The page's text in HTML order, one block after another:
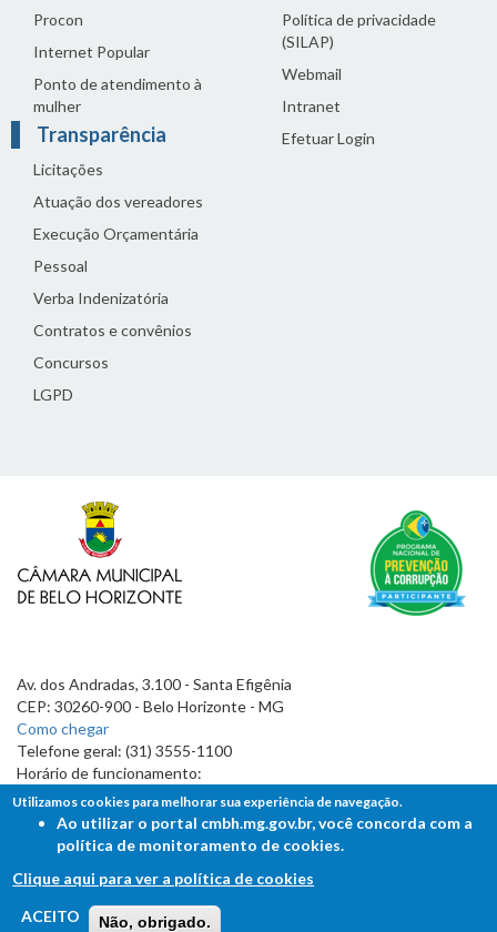
Procon
Internet Popular
Ponto de atendimento à
mulher
Transparência
Licitações
Atuação dos vereadores
Execução Orçamentária
Pessoal
Verba Indenizatória
Contratos e convênios
Concursos
LGPD
Política de privacidade
(SILAP)
Webmail
Intranet
Efetuar Login
Av. dos Andradas, 3.100 - Santa Efigênia
CEP: 30260-900 - Belo Horizonte - MG
Como chegar
Telefone geral: (31) 3555-1100
Horário de funcionamento:
7h às 19h
FALE COM A CÂMARA
Ouvidoria - Lei de Acesso à Informação
Utilizamos cookies para melhorar sua experiência de navegação.
Ao utilizar o portal cmbh.mg.gov.br, você concorda com a
política de monitoramento de cookies.
Clique aqui para ver a política de cookies
ACEITO
Não, obrigado.